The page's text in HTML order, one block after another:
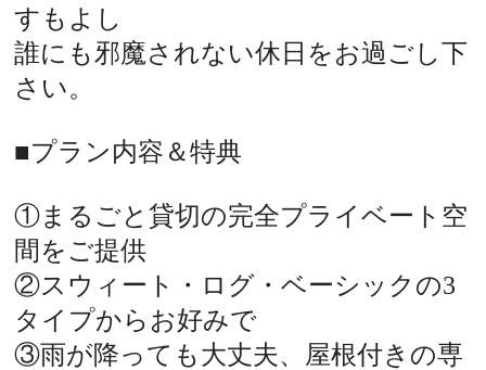
すもよし
誰にも邪魔されない休日をお過ごし下
さい。
■プラン内容＆特典
①まるごと貸切の完全プライベート空
間をご提供
②スウィート・ログ・ベーシックの3
タイプからお好みで
③雨が降っても大丈夫、屋根付きの専